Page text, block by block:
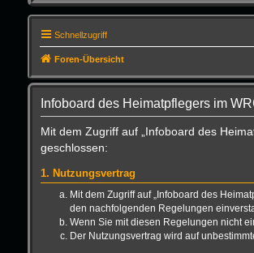
Schnellzugriff
Foren-Übersicht
Infoboard des Heimatpflegers im
Mit dem Zugriff auf „Infoboard des
geschlossen:
1. Nutzungsvertrag
Mit dem Zugriff auf „Infoboard des
den nachfolgenden Regelungen
Wenn Sie mit diesen Regelungen nicht
Der Nutzungsvertrag wird auf